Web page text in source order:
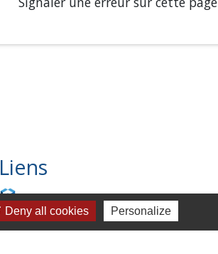
Liens
Chartres Métropole
Conseil Départemental
Deny all cookies Personalize